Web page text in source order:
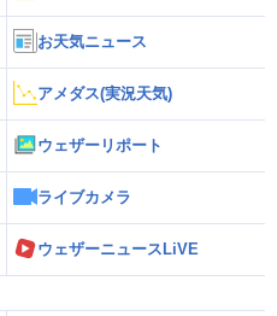
お天気ニュース
アメダス(実況天気)
ウェザーリポート
ライブカメラ
ウェザーニュースLiVE